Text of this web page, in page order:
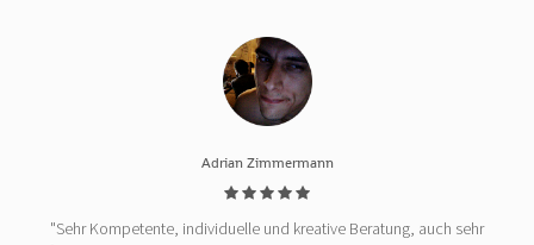
Adrian Zimmermann
"Sehr Kompetente, individuelle und kreative Beratung, auch sehr